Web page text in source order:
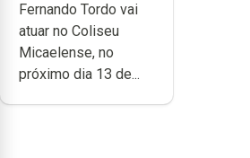
no Coliseu
Micaelense
Fernando Tordo vai
atuar no Coliseu
Micaelense, no
próximo dia 13 de...